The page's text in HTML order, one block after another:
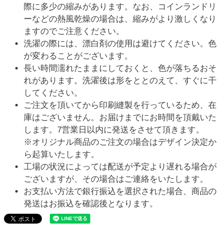
際に多少の縮みがあります。なお、コインランドリ
ーなどの熱風乾燥の場合は、縮みがより激しくなり
ますのでご注意ください。
洗濯の際には、漂白剤の使用は避けてください。色
が変わることがございます。
長い時間濡れたままにしておくと、色が落ちるおそ
れがあります。洗濯後は形をととのえて、すぐに干
してください。
ご注文を頂いてから印刷縫製を行っているため、在
庫はございません。お届けまでにお時間を頂戴いた
します。7営業日以内に発送をさせて頂きます。
※オリジナル商品のご注文の場合はデザイン決定か
ら起算いたします。
工場の状況によっては配送が予定より遅れる場合が
ございますが、その場合はご連絡をいたします。
お支払い方法で銀行振込を選択された場合、商品の
発送はお振込を確認後となります。